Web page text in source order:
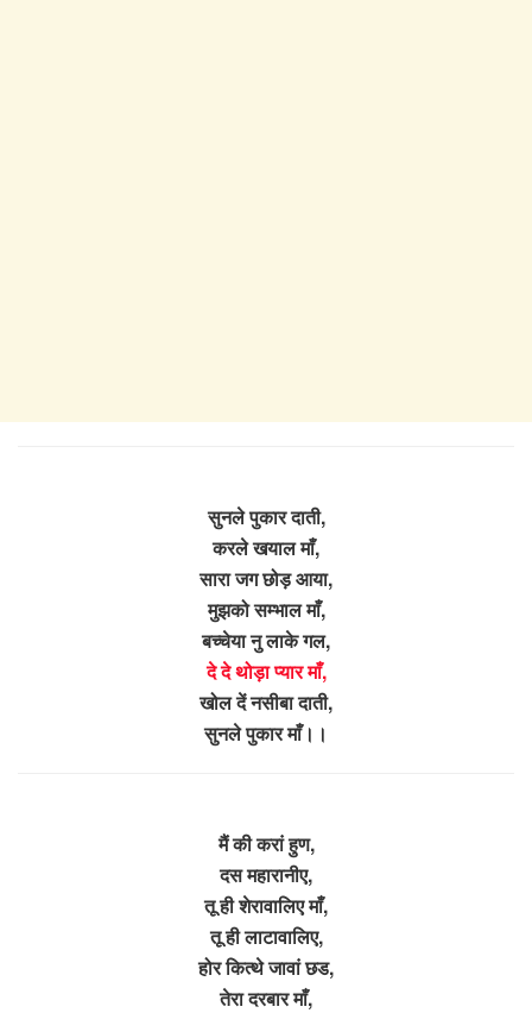
सुनले पुकार दाती,
करले खयाल माँ,
सारा जग छोड़ आया,
मुझको सम्भाल माँ,
बच्चेया नु लाके गल,
दे दे थोड़ा प्यार माँ,
खोल दें नसीबा दाती,
सुनले पुकार माँ।।
मैं की करां हुण,
दस महारानीए,
तू ही शेरावालिए माँ,
तू ही लाटावालिए,
होर कित्थे जावां छड,
तेरा दरबार माँ,